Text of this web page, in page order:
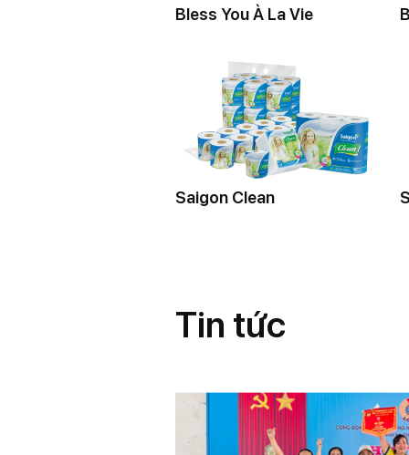
Bless You À La Vie
Saigon Clean
Tin tức